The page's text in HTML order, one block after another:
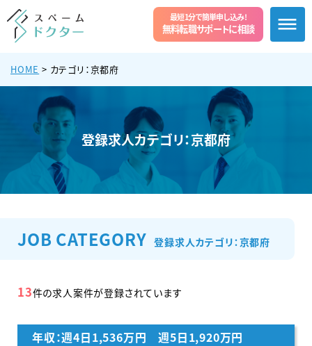
最短1分で簡単申し込み!
無料転職サポートに相談
HOME > カテゴリ：京都府
登録求人カテゴリ：京都府
JOB CATEGORY 登録求人カテゴリ：京都府
13件の求人案件が登録されています
年収：週4日1,536万円 週5日1,920万円